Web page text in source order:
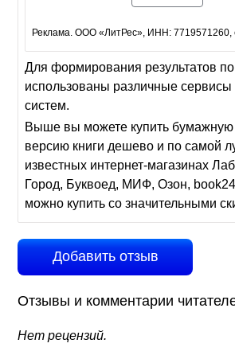
Реклама. ООО «ЛитРес», ИНН: 7719571260,
Для формирования результатов
использованы различные сервисы
систем.
Выше вы можете купить бумажную
версию книги дешево и по самой
известных интернет-магазинах
Город, Буквоед, МИФ, Озон,
можно купить со значительными
Добавить отзыв
Отзывы и комментарии
Нет рецензий.